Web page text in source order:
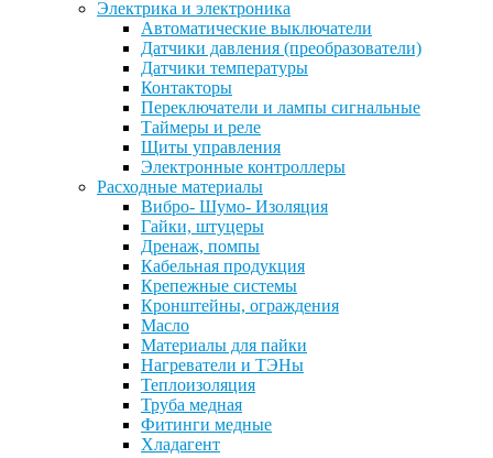
Электрика и электроника
Автоматические выключатели
Датчики давления (преобразователи)
Датчики температуры
Контакторы
Переключатели и лампы сигнальные
Таймеры и реле
Щиты управления
Электронные контроллеры
Расходные материалы
Вибро- Шумо- Изоляция
Гайки, штуцеры
Дренаж, помпы
Кабельная продукция
Крепежные системы
Кронштейны, ограждения
Масло
Материалы для пайки
Нагреватели и ТЭНы
Теплоизоляция
Труба медная
Фитинги медные
Хладагент